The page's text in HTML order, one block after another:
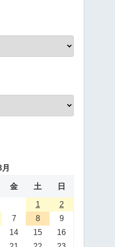
金 土 日
1
2
7 8
9
14 15
16